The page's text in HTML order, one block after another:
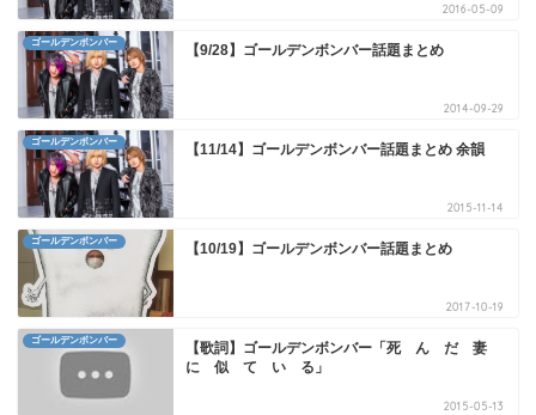
2016-05-09
ゴールデンボンバー 【9/28】ゴールデンボンバー話題まとめ
2014-09-29
ゴールデンボンバー 【11/14】ゴールデンボンバー話題まとめ 余韻
2015-11-14
ゴールデンボンバー 【10/19】ゴールデンボンバー話題まとめ
2017-10-19
ゴールデンボンバー
【歌詞】ゴールデンボンバー「死 ん だ 妻
に 似 て い る」
2015-05-13